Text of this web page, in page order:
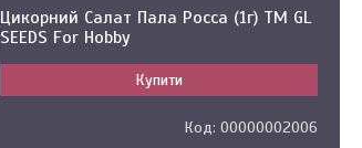
Цикорний Салат Пала Росса (1г) ТМ GL
SEEDS For Hobby
Купити
00000002006